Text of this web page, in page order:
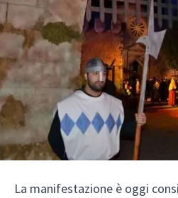
La manifestazione è oggi